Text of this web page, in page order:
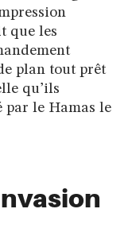
que les
plan tout prêt
qu’ils
par le Hamas le